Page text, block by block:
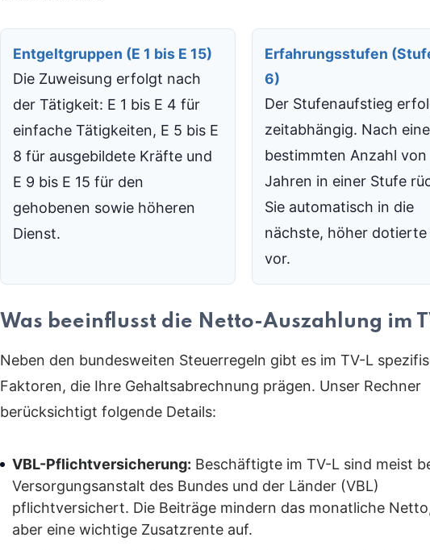
Entgeltgruppen (E 1 bis E 15)
Die Zuweisung erfolgt nach
der Tätigkeit: E 1 bis E 4 für
einfache Tätigkeiten, E 5 bis E
8 für ausgebildete Kräfte und
E 9 bis E 15 für den
gehobenen sowie höheren
Dienst.
Erfahrungsstufen
6)
Der Stufenaufstieg
zeitabhängig. Nach
bestimmten Anzahl von
Jahren in einer Stufe
Sie automatisch in die
nächste, höher dotierte
vor.
Was beeinflusst die Netto-Auszahlung im
Neben den bundesweiten Steuerregeln gibt es im TV-L
Faktoren, die Ihre Gehaltsabrechnung prägen. Unser Rechner
berücksichtigt folgende Details:
VBL-Pflichtversicherung: Beschäftigte im TV-L sind meist
Versorgungsanstalt des Bundes und der Länder (VBL)
pflichtversichert. Die Beiträge mindern das monatliche
aber eine wichtige Zusatzrente auf.